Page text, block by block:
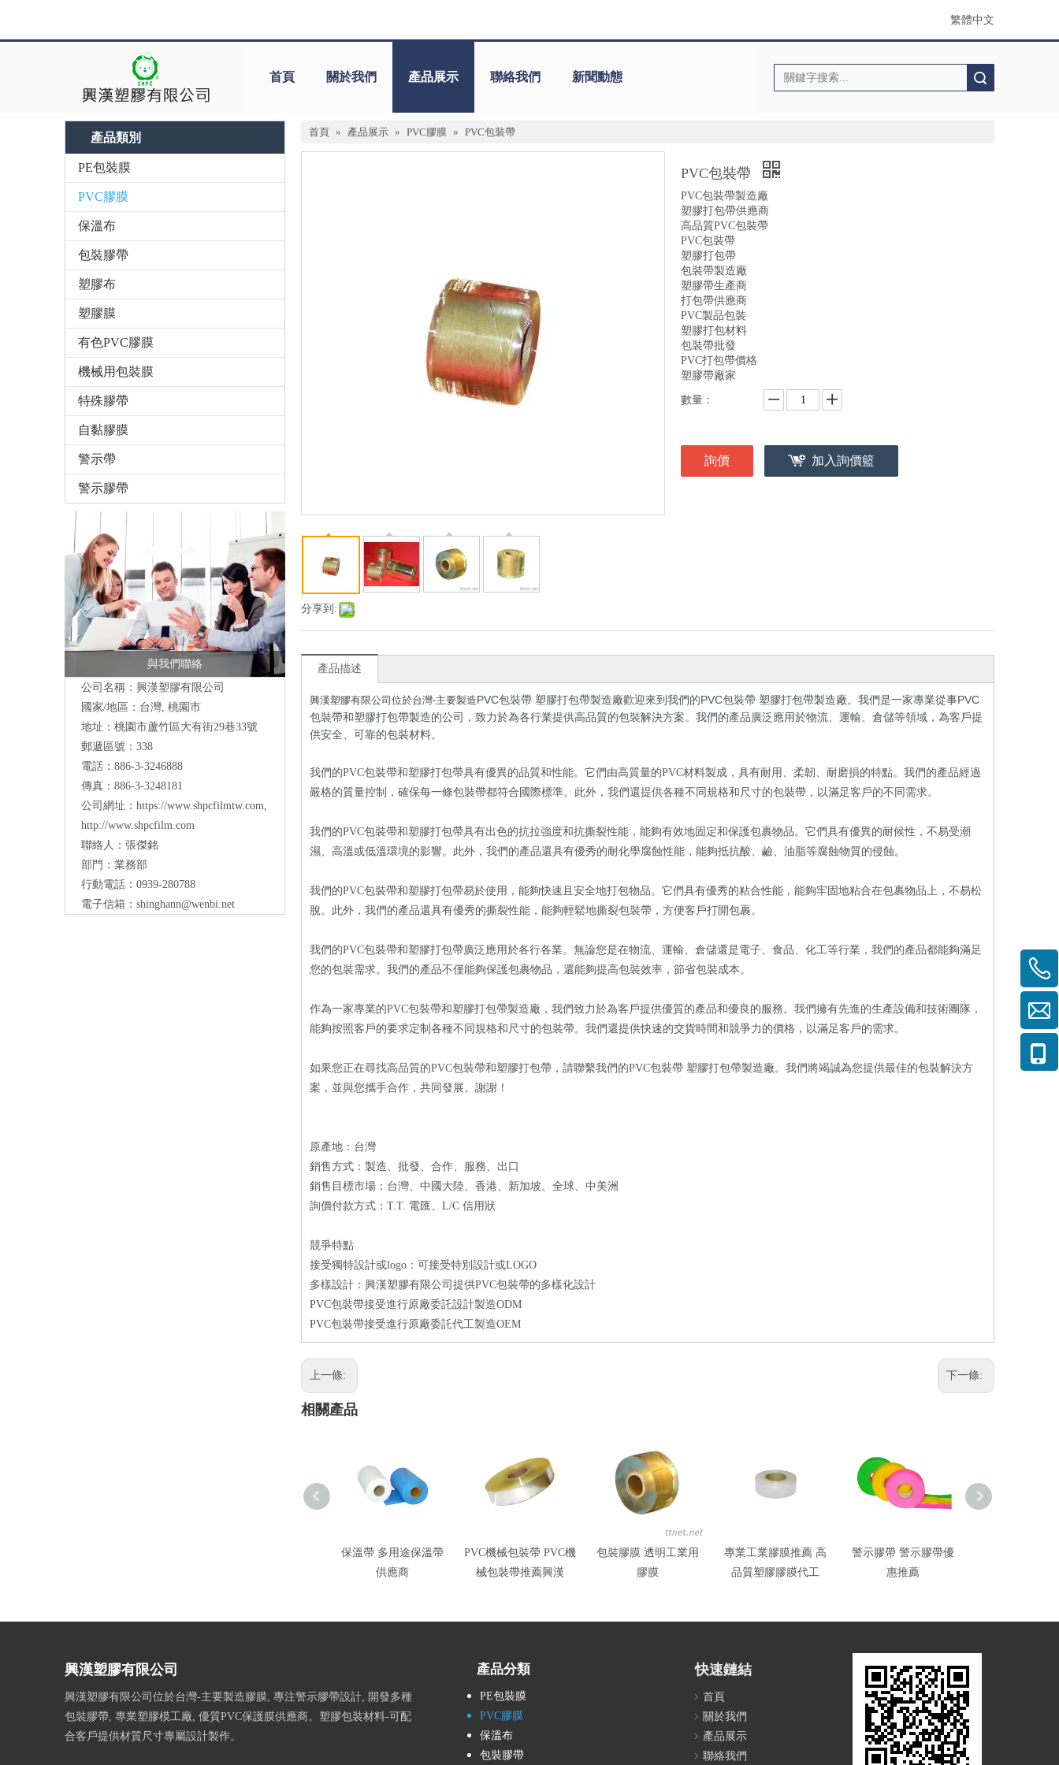
繁體中文
首頁 關於我們 產品展示 聯絡我們 新聞動態
產品類別
PE包裝膜
PVC膠膜
保溫布
包裝膠帶
塑膠布
塑膠膜
有色PVC膠膜
機械用包裝膜
特殊膠帶
自黏膠膜
警示帶
警示膠帶
與我們聯絡
公司名稱：興漢塑膠有限公司
國家/地區：台灣, 桃園市
地址：桃園市蘆竹區大有街29巷33號
郵遞區號：338
電話：886-3-3246888
傳真：886-3-3248181
公司網址： https://www.shpcfilmtw.com,
http://www.shpcfilm.com
聯絡人：張傑銘
部門：業務部
行動電話：0939-280788
電子信箱： shinghann@wenbi.net
首頁 » 產品展示 » PVC膠膜 » PVC包裝帶
分享到:
PVC包裝帶
PVC包裝帶製造廠
塑膠打包帶供應商
高品質PVC包裝帶
PVC包裝帶
塑膠打包帶
包裝帶製造廠
塑膠帶生產商
打包帶供應商
PVC製品包裝
塑膠打包材料
包裝帶批發
PVC打包帶價格
塑膠帶廠家
數量：
詢價 加入詢價籃
產品描述
興漢塑膠有限公司位於台灣-主要製造PVC包裝帶 塑膠打包帶製造廠歡迎來到我們的PVC包裝帶 塑膠打包帶製造廠。我們是一家專業從事PVC
包裝帶和塑膠打包帶製造的公司，致力於為各行業提供高品質的包裝解決方案。我們的產品廣泛應用於物流、運輸、倉儲等領域，為客戶提
供安全、可靠的包裝材料。
我們的PVC包裝帶和塑膠打包帶具有優異的品質和性能。它們由高質量的PVC材料製成，具有耐用、柔韌、耐磨損的特點。我們的產品經過
嚴格的質量控制，確保每一條包裝帶都符合國際標準。此外，我們還提供各種不同規格和尺寸的包裝帶，以滿足客戶的不同需求。
我們的PVC包裝帶和塑膠打包帶具有出色的抗拉強度和抗撕裂性能，能夠有效地固定和保護包裹物品。它們具有優異的耐候性，不易受潮
濕、高溫或低溫環境的影響。此外，我們的產品還具有優秀的耐化學腐蝕性能，能夠抵抗酸、鹼、油脂等腐蝕物質的侵蝕。
我們的PVC包裝帶和塑膠打包帶易於使用，能夠快速且安全地打包物品。它們具有優秀的粘合性能，能夠牢固地粘合在包裹物品上，不易松
脫。此外，我們的產品還具有優秀的撕裂性能，能夠輕鬆地撕裂包裝帶，方便客戶打開包裹。
我們的PVC包裝帶和塑膠打包帶廣泛應用於各行各業。無論您是在物流、運輸、倉儲還是電子、食品、化工等行業，我們的產品都能夠滿足
您的包裝需求。我們的產品不僅能夠保護包裹物品，還能夠提高包裝效率，節省包裝成本。
作為一家專業的PVC包裝帶和塑膠打包帶製造廠，我們致力於為客戶提供優質的產品和優良的服務。我們擁有先進的生產設備和技術團隊，
能夠按照客戶的要求定制各種不同規格和尺寸的包裝帶。我們還提供快速的交貨時間和競爭力的價格，以滿足客戶的需求。
如果您正在尋找高品質的PVC包裝帶和塑膠打包帶，請聯繫我們的PVC包裝帶 塑膠打包帶製造廠。我們將竭誠為您提供最佳的包裝解決方
案，並與您攜手合作，共同發展。謝謝！
原產地：台灣
銷售方式：製造、批發、合作、服務、出口
銷售目標市場：台灣、中國大陸、香港、新加坡、全球、中美洲
詢價付款方式：T.T. 電匯、L/C 信用狀
競爭特點
接受獨特設計或logo：可接受特別設計或LOGO
多樣設計：興漢塑膠有限公司提供PVC包裝帶的多樣化設計
PVC包裝帶接受進行原廠委託設計製造ODM
PVC包裝帶接受進行原廠委託代工製造OEM
上一條: 下一條:
相關產品
保溫帶 多用途保溫帶
供應商
PVC機械包裝帶 PVC機
械包裝帶推薦興漢
包裝膠膜 透明工業用
膠膜
專業工業膠膜推薦 高
品質塑膠膠膜代工
警示膠帶 警示膠帶優
惠推薦
興漢塑膠有限公司
興漢塑膠有限公司位於台灣-主要製造膠膜, 專注警示膠帶設計, 開發多種
包裝膠帶, 專業塑膠模工廠, 優質PVC保護膜供應商。塑膠包裝材料-可配
合客戶提供材質尺寸專屬設計製作。
產品分類
PE包裝膜
PVC膠膜
保溫布
包裝膠帶
快速鏈結
首頁
關於我們
產品展示
聯絡我們